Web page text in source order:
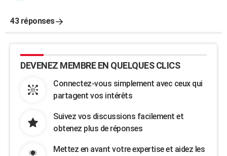
43 réponses
DEVENEZ MEMBRE EN QUELQUES CLICS
Connectez-vous simplement avec ceux qui
partagent vos intérêts
Suivez vos discussions facilement et
obtenez plus de réponses
Mettez en avant votre expertise et aidez les